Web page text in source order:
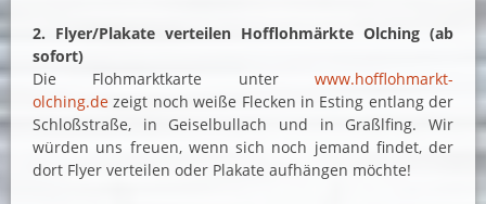
2. Flyer/Plakate verteilen Hofflohmärkte Olching (ab
sofort)
Die Flohmarktkarte unter www.hofflohmarkt-
olching.de zeigt noch weiße Flecken in Esting entlang der
Schloßstraße, in Geiselbullach und in Graßlfing. Wir
würden uns freuen, wenn sich noch jemand findet, der
dort Flyer verteilen oder Plakate aufhängen möchte!